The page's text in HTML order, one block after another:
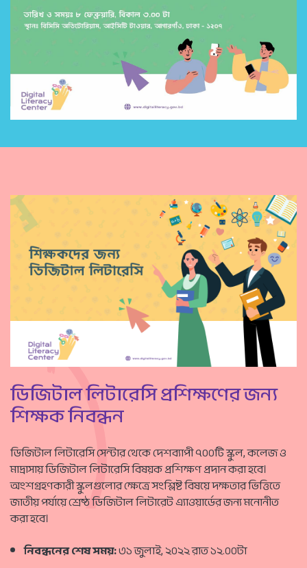
ডিজিটাল লিটারেসি প্রশিক্ষণের জন্য
শিক্ষক নিবন্ধন
ডিজিটাল লিটারেসি সেন্টার থেকে দেশব্যাপী ৭০০টি স্কুল, কলেজ ও
মাদ্রাসায় ডিজিটাল লিটারেসি বিষয়ক প্রশিক্ষণ প্রদান করা হবে।
অংশগ্রহণকারী স্কুলগুলোর ক্ষেত্রে সংশ্লিষ্ট বিষয়ে দক্ষতার ভিত্তিতে
জাতীয় পর্যায়ে শ্রেষ্ঠ ডিজিটাল লিটারেট এ্যাওয়ার্ডের জন্য মনোনীত
করা হবে।
নিবন্ধনের শেষ সময়:৩১ জুলাই, ২০২২ রাত ১২.০০টা